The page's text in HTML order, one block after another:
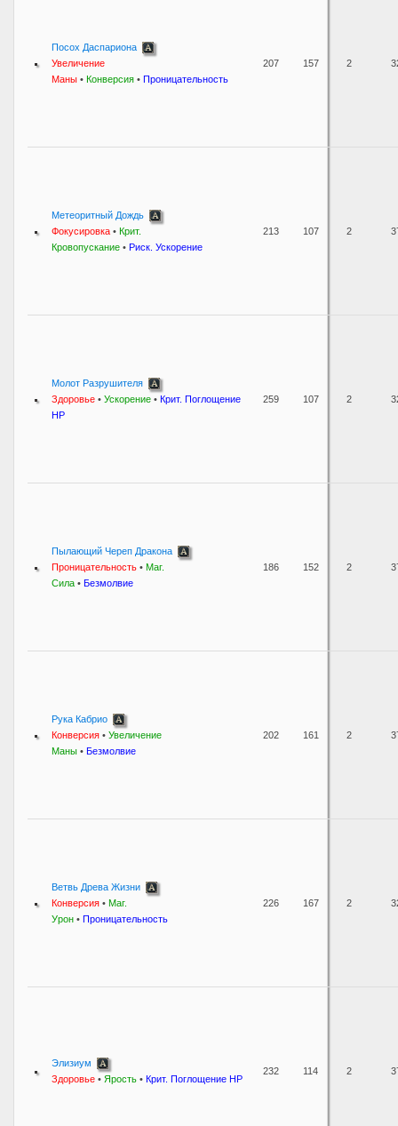
Посох Даспариона
Увеличение
Маны • Конверсия • Проницательность
207 157 2
Метеоритный Дождь
Фокусировка • Крит.
Кровопускание • Риск. Ускорение
213 107 2
Молот Разрушителя
Здоровье • Ускорение • Крит. Поглощение
HP
259 107 2
Пылающий Череп Дракона
Проницательность • Маг.
Сила • Безмолвие
186 152 2
Рука Кабрио
Конверсия • Увеличение
Маны • Безмолвие
202 161 2
Ветвь Древа Жизни
Конверсия • Маг.
Урон • Проницательность
226 167 2
Элизиум
Здоровье • Ярость • Крит. Поглощение HP
232 114 2